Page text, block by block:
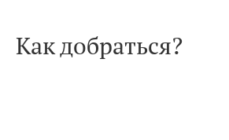
Как добраться?